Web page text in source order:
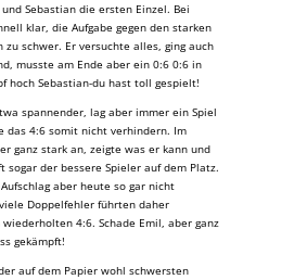
Sebastian die ersten Einzel. Bei
klar, die Aufgabe gegen den starken
zu schwer. Er versuchte alles, ging auch
musste am Ende aber ein 0:6 0:6 in
hoch Sebastian-du hast toll gespielt!
spannender, lag aber immer ein Spiel
das 4:6 somit nicht verhindern. Im
ganz stark an, zeigte was er kann und
sogar der bessere Spieler auf dem Platz.
aber heute so gar nicht
Doppelfehler führten daher
4:6. Schade Emil, aber ganz
gekämpft!
auf dem Papier wohl schwersten